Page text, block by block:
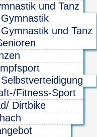
und Tanz
Gymnastik
Gymnastik und Tanz
Selbstverteidigung
Fitness-Sport
Dirtbike